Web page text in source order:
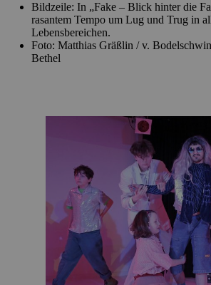
Bildzeile: In „Fake – Blick hinter die
rasantem Tempo um Lug und Trug in
Lebensbereichen.
Foto: Matthias Gräßlin / v.
Bethel